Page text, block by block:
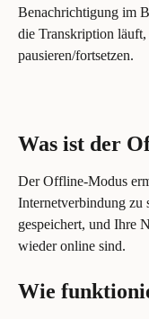
Benachrichtigung im
die Transkription
pausieren/fortsetzen.
Was ist der
Der Offline-Modus
Internetverbindung zu
gespeichert, und Ihre
wieder online sind.
Wie